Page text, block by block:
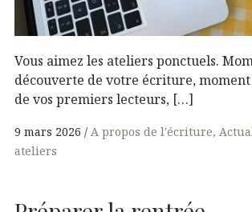
Vous aimez les ateliers ponctuels.
découverte de votre écriture,
de vos premiers lecteurs, […]
9 mars 2026 A propos de l'écriture
ateliers